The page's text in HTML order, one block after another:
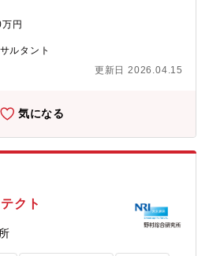
規模システムに対するモダナイズな
ェクトファイナンス、サステナブル
ィブ分野・市場／信用リスクなど、各
へ貢献ができます・堅牢かつ安定的
よる事業環境整備へ携わることがで
また、プロフェッショナル人材や、
テンツも豊富に揃えています。 【働き
町）での勤務が中心です。テレワー
デジタルトランスフォーメーション
対応できる組織・人材の開発【コン
いて】NRIは1965年の設立以来、幅広
定や業務改革、政府・官公庁の政策
バル化支援も積極的に進めていま
り、総合的な提案が可能です（時価
イアントになります。）。■未来予
ィング、システム開発、アウトソー
通貫でのサービス提供が可能です。■
業であり、2022年全社平均年収は
プが期待できる企業です。■競合他
し、NRIは17,4％（2022年）と高い
同利用型サービスやアウトソーシン
ントなど、景気の影響を受けない安
ており、業績も安定しています。
円
ルタント
更新日 2026.04.15
気になる
クト